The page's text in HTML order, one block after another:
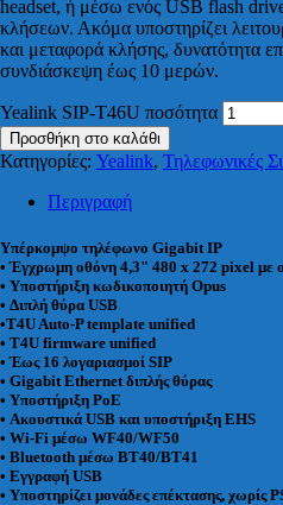
headset, ή μέσω ενός USB flash
κλήσεων. Ακόμα υποστηρίζει
και μεταφορά κλήσης, δυνατότητα
συνδιάσκεψη έως 10 μερών.
Yealink SIP-T46U ποσότητα
Προσθήκη στο καλάθι
Κατηγορίες: Yealink, Τηλεφωνικές
Περιγραφή
Υπέρκομψo τηλέφωνο Gigabit IP
• Έγχρωμη οθόνη 4,3" 480 x 272 pixel με
• Υποστήριξη κωδικοποιητή Opus
• Διπλή θύρα USB
•T4U Auto-P template unified
• T4U firmware unified
• Έως 16 λογαριασμοί SIP
• Gigabit Ethernet διπλής θύρας
• Υποστήριξη PoE
• Ακουστικά USB και υποστήριξη EHS
• Wi-Fi μέσω WF40/WF50
• Bluetooth μέσω BT40/BT41
• Εγγραφή USB
• Υποστηρίζει μονάδες επέκτασης, χωρίς